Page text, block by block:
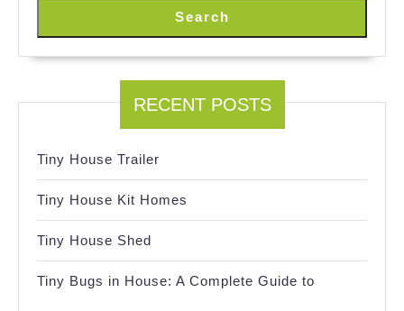
Search
RECENT POSTS
Tiny House Trailer
Tiny House Kit Homes
Tiny House Shed
Tiny Bugs in House: A Complete Guide to